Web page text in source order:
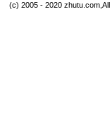
(c) 2005 - 2020